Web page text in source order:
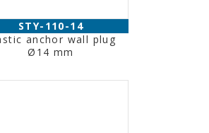
STY-110-14
anchor wall plug
Ø14 mm